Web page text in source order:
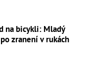
na bicykli: Mladý
zranení v rukách